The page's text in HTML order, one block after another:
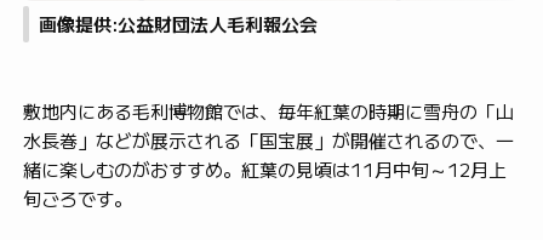
画像提供:公益財団法人毛利報公会
敷地内にある毛利博物館では、毎年紅葉の時期に雪舟の「山
水長巻」などが展示される「国宝展」が開催されるので、一
緒に楽しむのがおすすめ。紅葉の見頃は11月中旬～12月上
旬ごろです。